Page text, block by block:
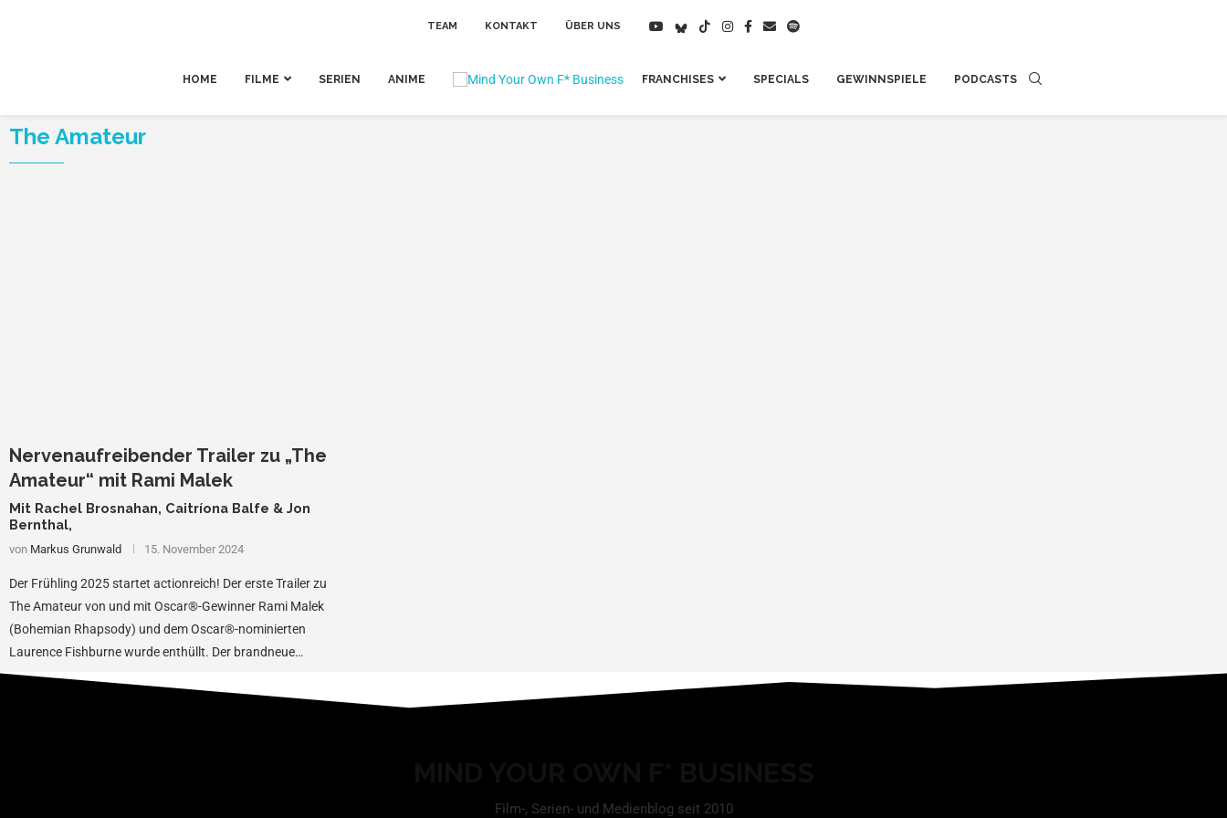
TEAM KONTAKT ÜBER UNS
HOME FILME SERIEN ANIME FRANCHISES SPECIALS GEWINNSPIELE PODCASTS
The Amateur
Nervenaufreibender Trailer zu „The
Amateur“ mit Rami Malek
Mit Rachel Brosnahan, Caitríona Balfe & Jon
Bernthal,
von Markus Grunwald 15. November 2024
Der Frühling 2025 startet actionreich! Der erste Trailer zu
The Amateur von und mit Oscar®-Gewinner Rami Malek
(Bohemian Rhapsody) und dem Oscar®-nominierten
Laurence Fishburne wurde enthüllt. Der brandneue
Spionage-Thriller startet …
Film-, Serien- und Medienblog seit 2010